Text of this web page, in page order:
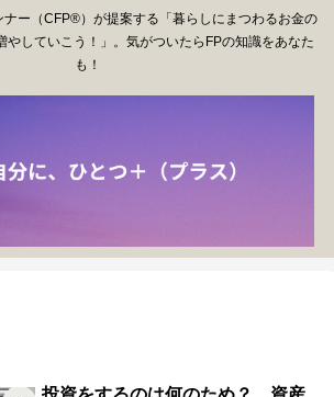
ナー（CFP®）が提案する「暮らしにまつわるお金の
やしていこう！」。気がついたらFPの知識をあなた
も！